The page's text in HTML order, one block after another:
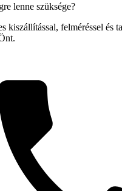
lenne szüksége?
kiszállítással, felméréssel és